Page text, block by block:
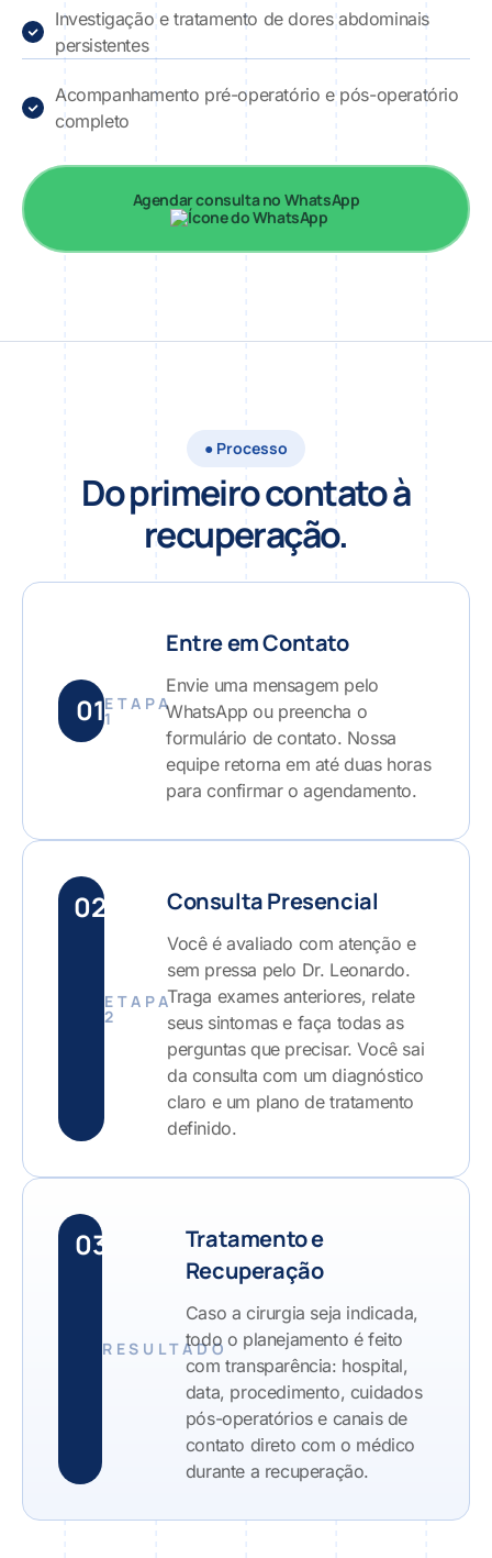
Investigação e tratamento de dores abdominais
persistentes
Acompanhamento pré-operatório e pós-operatório
completo
Agendar consulta no WhatsApp
● Processo
Do primeiro contato à
recuperação.
01ETAPA
1
Entre em Contato
Envie uma mensagem pelo
WhatsApp ou preencha o
formulário de contato. Nossa
equipe retorna em até duas horas
para confirmar o agendamento.
02
ETAPA
2
Consulta Presencial
Você é avaliado com atenção e
sem pressa pelo Dr. Leonardo.
Traga exames anteriores, relate
seus sintomas e faça todas as
perguntas que precisar. Você sai
da consulta com um diagnóstico
claro e um plano de tratamento
definido.
03
RESULTADO
Tratamento e
Recuperação
Caso a cirurgia seja indicada,
todo o planejamento é feito
com transparência: hospital,
data, procedimento, cuidados
pós-operatórios e canais de
contato direto com o médico
durante a recuperação.